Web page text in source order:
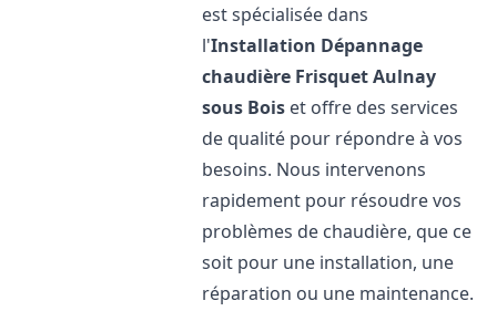
est spécialisée dans
l'Installation Dépannage
chaudière FrisquetAulnay
sous Bois et offre des services
de qualité pour répondre à vos
besoins. Nous intervenons
rapidement pour résoudre vos
problèmes de chaudière, que ce
soit pour une installation, une
réparation ou une maintenance.